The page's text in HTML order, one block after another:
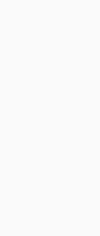
покупают